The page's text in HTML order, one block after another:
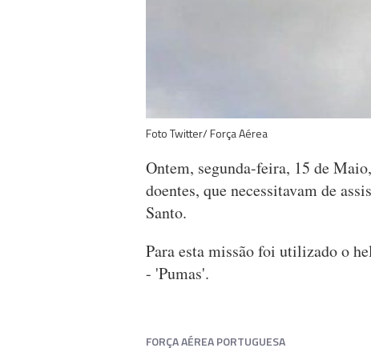
Foto Twitter/ Força Aérea
Ontem, segunda-feira, 15 de
doentes, que necessitavam de
Santo.
Para esta missão foi utilizado o
- 'Pumas'.
FORÇA AÉREA PORTUGUESA